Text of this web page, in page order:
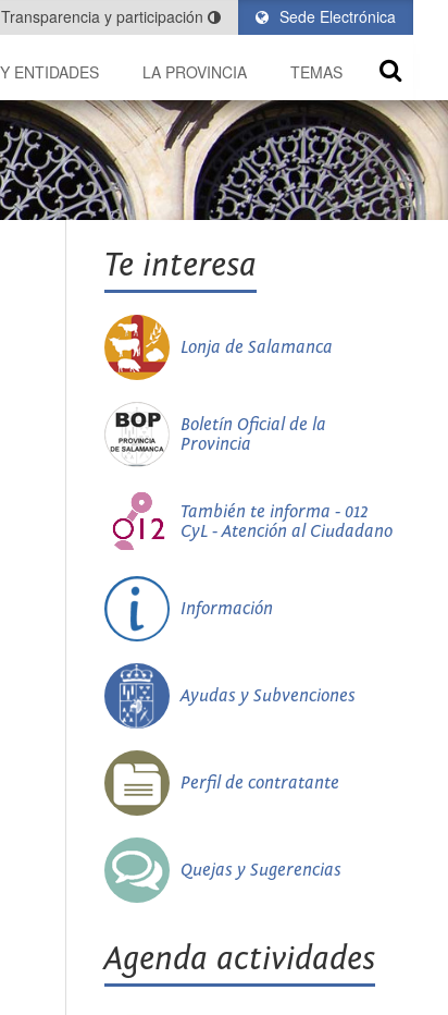
Sede Electrónica
Transparencia y participación
ENTIDADES LA PROVINCIA TEMAS
Te interesa
Lonja de Salamanca
Boletín Oficial de la
Provincia
También te informa - 012
CyL - Atención al Ciudadano
Información
Ayudas y Subvenciones
Perfil de contratante
Quejas y Sugerencias
Agenda actividades